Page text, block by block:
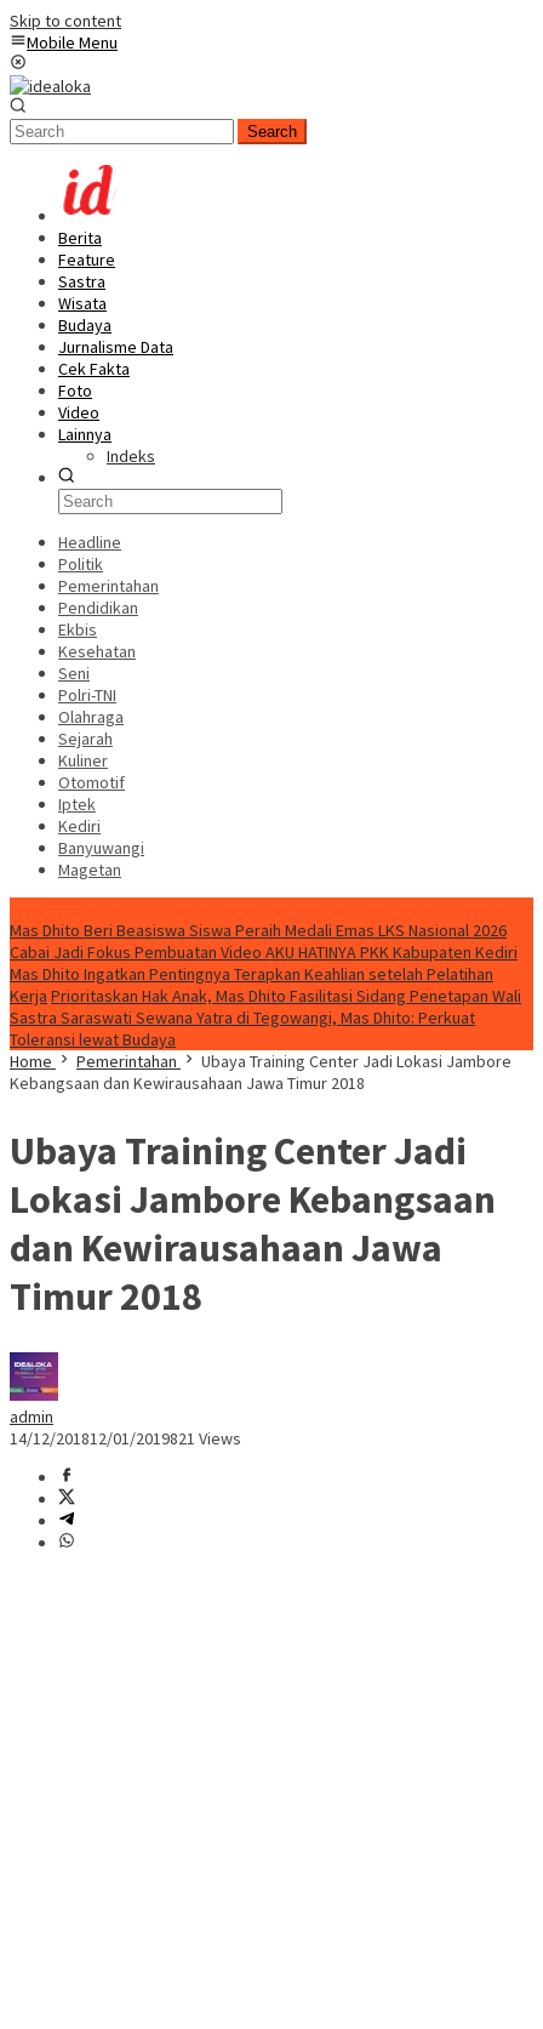
Skip to content
Mobile Menu
Search
Berita
Feature
Sastra
Wisata
Budaya
Jurnalisme Data
Cek Fakta
Foto
Video
Lainnya
Indeks
Headline
Politik
Pemerintahan
Pendidikan
Ekbis
Kesehatan
Seni
Polri-TNI
Olahraga
Sejarah
Kuliner
Otomotif
Iptek
Kediri
Banyuwangi
Magetan
Mas Dhito Beri Beasiswa Siswa Peraih Medali Emas LKS Nasional 2026
Cabai Jadi Fokus Pembuatan Video AKU HATINYA PKK Kabupaten Kediri
Mas Dhito Ingatkan Pentingnya Terapkan Keahlian setelah Pelatihan
Kerja Prioritaskan Hak Anak, Mas Dhito Fasilitasi Sidang Penetapan Wali
Sastra Saraswati Sewana Yatra di Tegowangi, Mas Dhito: Perkuat
Toleransi lewat Budaya
Home
Pemerintahan
Ubaya Training Center Jadi Lokasi Jambore
Kebangsaan dan Kewirausahaan Jawa Timur 2018
Ubaya Training Center Jadi
Lokasi Jambore Kebangsaan
dan Kewirausahaan Jawa
Timur 2018
admin
14/12/201812/01/2019821 Views